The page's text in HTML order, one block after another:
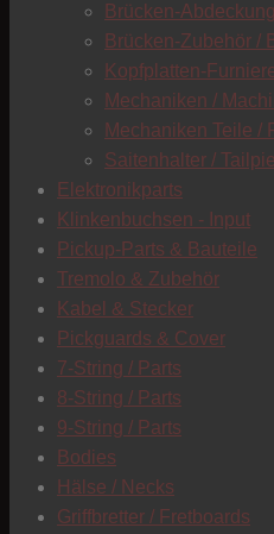
Brücken-
Brücken-Zubehör /
Kopfplatten-
Mechaniken /
Mechaniken Teile /
Saitenhalter /
Elektronikparts
Klinkenbuchsen - Input
Pickup-Parts & Bauteile
Tremolo & Zubehör
Kabel & Stecker
Pickguards & Cover
7-String / Parts
8-String / Parts
9-String / Parts
Bodies
Hälse / Necks
Griffbretter / Fretboards